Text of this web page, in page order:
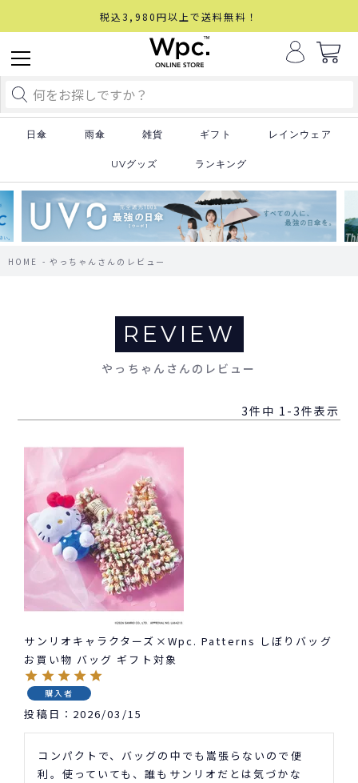
税込3,980円以上で送料無料！
日傘 雨傘 雑貨 ギフト レインウェア
UVグッズ ランキング
HOME やっちゃんさんのレビュー
REVIEW
やっちゃんさんのレビュー
3件中 1 -3件表示
サンリオキャラクターズ×Wpc. Patterns しぼりバッグ
お買い物 バッグ ギフト対象
購入者
投稿日 2026/03/15
コンパクトで、バッグの中でも嵩張らないので便
利。使っていても、誰もサンリオだとは気づかな